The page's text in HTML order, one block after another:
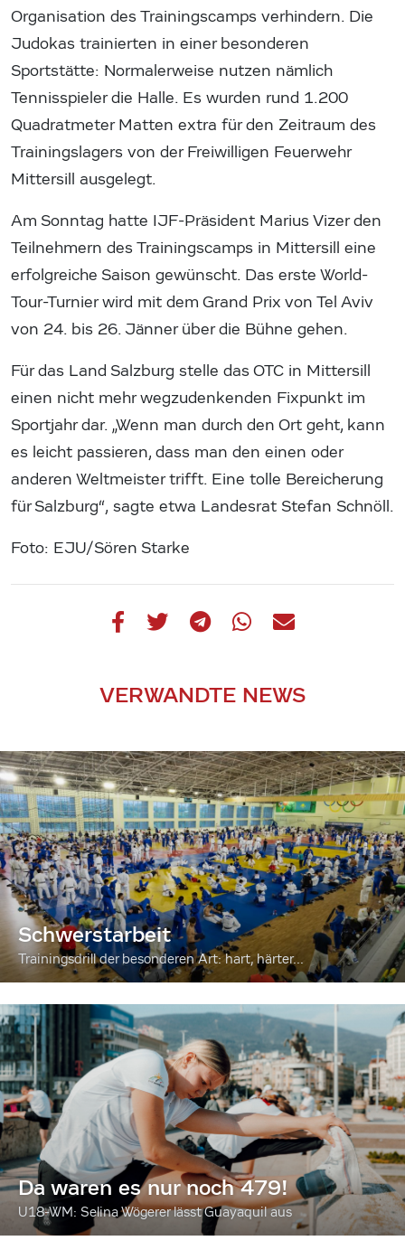
Organisation des Trainingscamps verhindern. Die
Judokas trainierten in einer besonderen
Sportstätte: Normalerweise nutzen nämlich
Tennisspieler die Halle. Es wurden rund 1.200
Quadratmeter Matten extra für den Zeitraum des
Trainingslagers von der Freiwilligen Feuerwehr
Mittersill ausgelegt.
Am Sonntag hatte IJF-Präsident Marius Vizer den
Teilnehmern des Trainingscamps in Mittersill eine
erfolgreiche Saison gewünscht. Das erste World-
Tour-Turnier wird mit dem Grand Prix von Tel Aviv
von 24. bis 26. Jänner über die Bühne gehen.
Für das Land Salzburg stelle das OTC in Mittersill
einen nicht mehr wegzudenkenden Fixpunkt im
Sportjahr dar. „Wenn man durch den Ort geht, kann
es leicht passieren, dass man den einen oder
anderen Weltmeister trifft. Eine tolle Bereicherung
für Salzburg“, sagte etwa Landesrat Stefan Schnöll.
Foto: EJU/Sören Starke
VERWANDTE NEWS
Schwerstarbeit
Trainingsdrill der besonderen Art: hart, härter...
Da waren es nur noch 479!
U18-WM: Selina Wögerer lässt Guayaquil aus